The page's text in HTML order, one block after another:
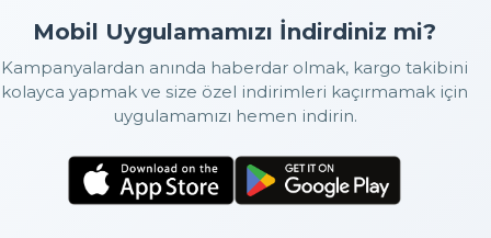
Mobil Uygulamamızı İndirdiniz mi?
Kampanyalardan anında haberdar olmak, kargo takibini
kolayca yapmak ve size özel indirimleri kaçırmamak için
uygulamamızı hemen indirin.